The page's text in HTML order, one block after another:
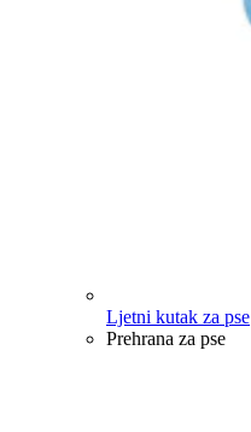
Ljetni kutak za pse
Prehrana za pse